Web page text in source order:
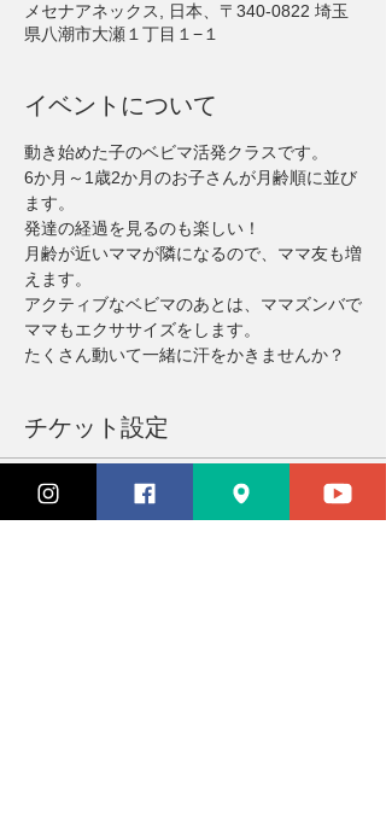
メセナアネックス, 日本、〒340-0822 埼玉
県八潮市大瀬１丁目１−１
イベントについて
動き始めた子のベビマ活発クラスです。
6か月～1歳2か月のお子さんが月齢順に並び
ます。
発達の経過を見るのも楽しい！
月齢が近いママが隣になるので、ママ友も増
えます。
アクティブなベビマのあとは、ママズンバで
ママもエクササイズをします。
たくさん動いて一緒に汗をかきませんか？
チケット設定
完売